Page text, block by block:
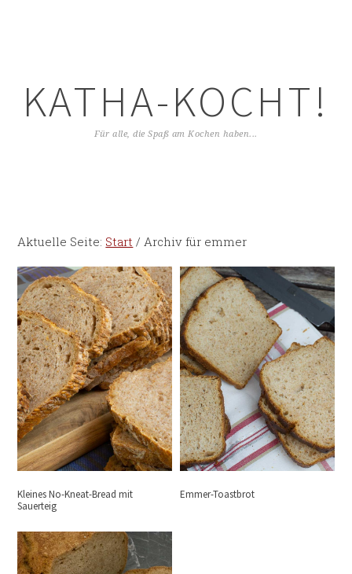
KATHA-KOCHT!
Für alle, die Spaß am Kochen haben...
Aktuelle Seite: Start / Archiv für emmer
Kleines No-Kneat-Bread mit
Sauerteig
Emmer-Toastbrot